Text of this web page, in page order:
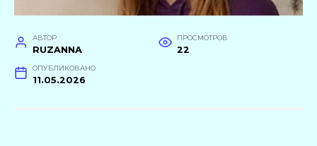
АВТОР
RUZANNA
ПРОСМОТРОВ
22
ОПУБЛИКОВАНО
11.05.2026